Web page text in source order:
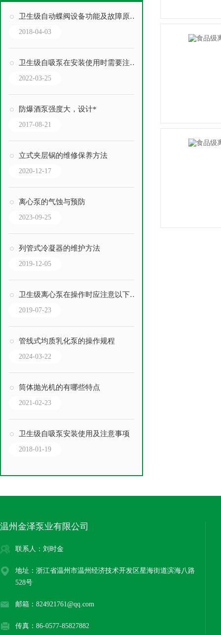
卫生级自动蝶阀设备功能及故障原因分析
2018-04-03
卫生级自吸泵在安装使用时需要注意哪些事项？
2022-03-25
防爆酒泵强度大，设计*
2017-08-21
立式夹层锅的维修保养方法
2020-12-17
离心泵的气蚀与预防
2023-09-25
列管式冷凝器的维护方法
2019-12-05
卫生级离心泵在操作时应注意以下几点
2019-07-23
管线式均质乳化泵的操作规程
2024-03-22
筒体抛光机的有哪些特点
2021-02-23
卫生级自吸泵安装使用及注意事项
2018-01-19
温州金泽泵业有限公司
联系人：刘时金
地址：浙江省温州市温州经济技术开发区星海街道滨海八路
528号
邮箱：824921761@qq.com
传真：86-0577-85827882